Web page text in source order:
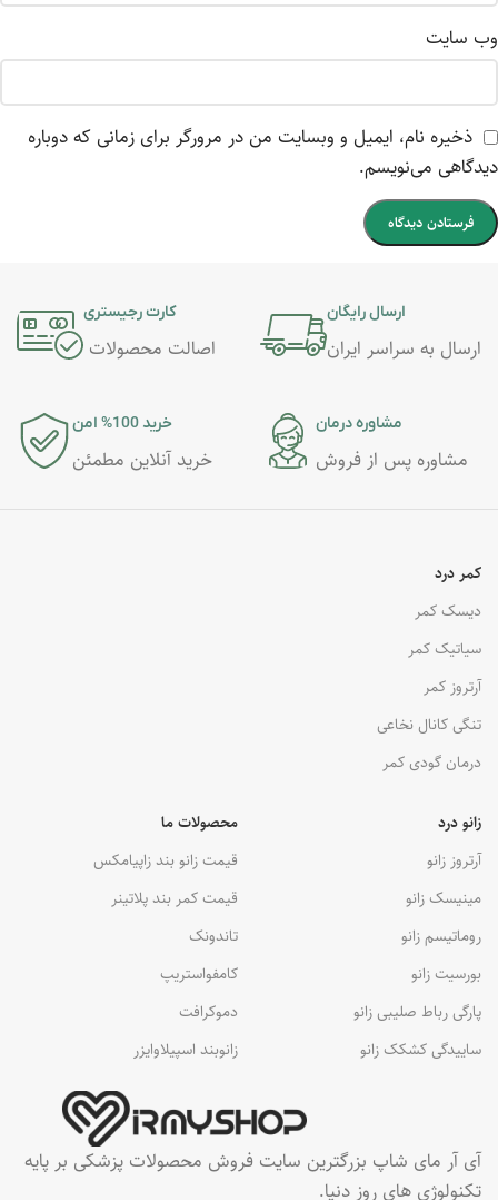
وب‌ سایت
ذخیره نام، ایمیل و وبسایت من در مرورگر برای زمانی که دوباره
دیدگاهی می‌نویسم.
ارسال رایگان
ارسال به سراسر ایران
کارت رجیستری
اصالت محصولات
مشاوره درمان
مشاوره پس از فروش
خرید 100% امن
خرید آنلاین مطمئن
آی آر مای شاپ بزرگترین سایت فروش محصولات پزشکی بر پایه
تکنولوژی های روز دنیا.
محصولات ما
قیمت زانو بند زاپیامکس
قیمت کمر بند پلاتینر
تاندونک
کامفواستریپ
دموکرافت
زانوبند اسپیلاوایزر
زانو درد
آرتروز زانو
مینیسک زانو
روماتیسم زانو
بورسیت زانو
پارگی رباط صلیبی زانو
ساییدگی کشکک زانو
کمر درد
دیسک کمر
سیاتیک کمر
آرتروز کمر
تنگی کانال نخاعی
درمان گودی کمر